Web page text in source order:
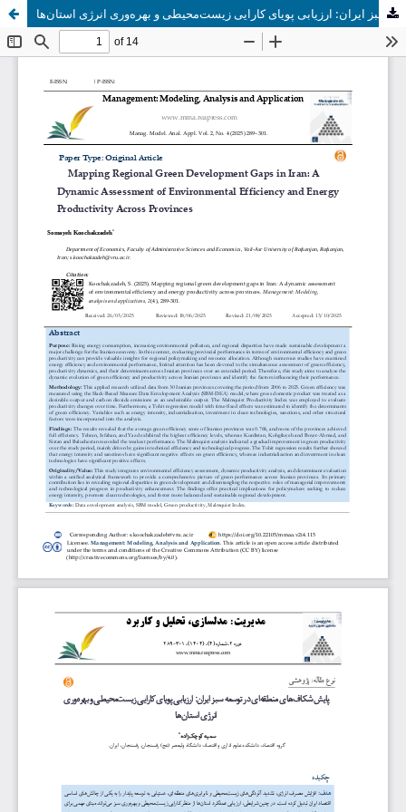
پایش شکاف‌های منطقه‌ای در توسعه سبز ایران: ارزیابی پویای کارایی زیست‌محیطی و بهره‌وری انرژی استان‌ها